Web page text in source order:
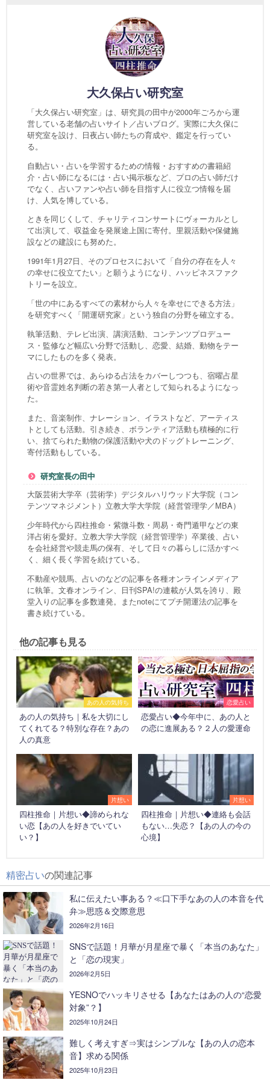
大久保占い研究室
「大久保占い研究室」は、研究員の田中が2000年ごろから運
営している老舗の占いサイト／占いブログ。実際に大久保に
研究室を設け、日夜占い師たちの育成や、鑑定を行ってい
る。
自動占い・占いを学習するための情報・おすすめの書籍紹
介・占い師になるには・占い掲示板など、プロの占い師だけ
でなく、占いファンや占い師を目指す人に役立つ情報を届
け、人気を博している。
ときを同じくして、チャリティコンサートにヴォーカルとし
て出演して、収益金を発展途上国に寄付。里親活動や保健施
設などの建設にも努めた。
1991年1月27日、そのプロセスにおいて「自分の存在を人々
の幸せに役立てたい」と願うようになり、ハッピネスファク
トリーを設立。
「世の中にあるすべての素材から人々を幸せにできる方法」
を研究すべく「開運研究家」という独自の分野を確立する。
執筆活動、テレビ出演、講演活動、コンテンツプロデュー
ス・監修など幅広い分野で活動し、恋愛、結婚、動物をテー
マにしたものを多く発表。
占いの世界では、あらゆる占法をカバーしつつも、宿曜占星
術や音霊姓名判断の若き第一人者として知られるようになっ
た。
また、音楽制作、ナレーション、イラストなど、アーティス
トとしても活動。引き続き、ボランティア活動も積極的に行
い、捨てられた動物の保護活動や犬のドッグトレーニング、
寄付活動もしている。
研究室長の田中
大阪芸術大学卒（芸術学）デジタルハリウッド大学院（コン
テンツマネジメント）立教大学大学院（経営管理学／MBA）
少年時代から四柱推命・紫微斗数・周易・奇門遁甲などの東
洋占術を愛好。立教大学大学院（経営管理学）卒業後、占い
を会社経営や競走馬の保有、そして日々の暮らしに活かすべ
く、細く長く学習を続けている。
不動産や競馬、占いのなどの記事を各種オンラインメディア
に執筆。文春オンライン、日刊SPA!の連載が人気を誇り、殿
堂入りの記事を多数連発。またnoteにてプチ開運法の記事を
書き続けている。
他の記事も見る
あの人の気持ち
あの人の気持ち｜私を大切にし
てくれてる？特別な存在？あの
人の真意
恋愛占い
恋愛占い◆今年中に、あの人と
の恋に進展ある？２人の愛運命
片想い
四柱推命｜片想い◆諦められな
い恋【あの人を好きでいてい
い？】
片想い
四柱推命｜片想い◆連絡も会話
もない…失恋？【あの人の今の
心境】
精密占いの関連記事
私に伝えたい事ある？≪口下手なあの人の本音を代
弁≫思惑＆交際意思
2026年2月16日
SNSで話題！月華が月星座で暴く「本当のあなた」
と「恋の現実」
2026年2月5日
YESNOでハッキリさせる【あなたはあの人の“恋愛
対象”？】
2025年10月24日
難しく考えすぎ⇒実はシンプルな【あの人の恋本
音】求める関係
2025年10月23日